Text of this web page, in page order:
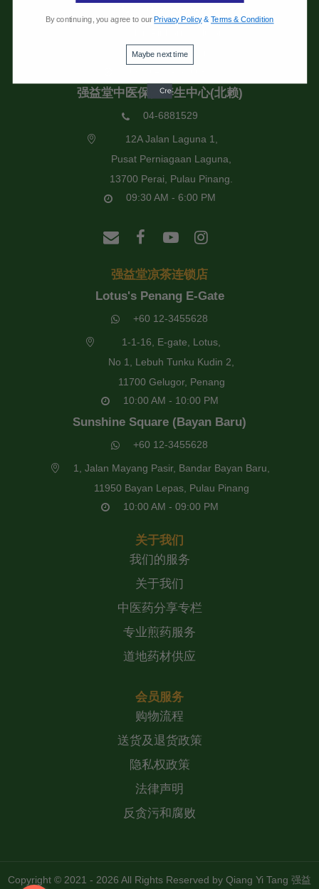
11600 Pulau Pinang.
强益堂中医保健养生中心(北赖)
04-6881529
12A Jalan Laguna 1,
Pusat Perniagaan Laguna,
13700 Perai, Pulau Pinang.
09:30 AM - 6:00 PM
强益堂凉茶连锁店
Lotus's Penang E-Gate
+60 12-3455628
1-1-16, E-gate, Lotus,
No 1, Lebuh Tunku Kudin 2,
11700 Gelugor, Penang
10:00 AM - 10:00 PM
Sunshine Square (Bayan Baru)
+60 12-3455628
1, Jalan Mayang Pasir, Bandar Bayan Baru,
11950 Bayan Lepas, Pulau Pinang
10:00 AM - 09:00 PM
关于我们
我们的服务
关于我们
中医药分享专栏
专业煎药服务
道地药材供应
会员服务
购物流程
送货及退货政策
隐私权政策
法律声明
反贪污和腐败
Copyright © 2021 - 2026 All Rights Reserved by Qiang Yi Tang 强益
By continuing, you agree to our Privacy Policy&Terms & Condition
Maybe next time